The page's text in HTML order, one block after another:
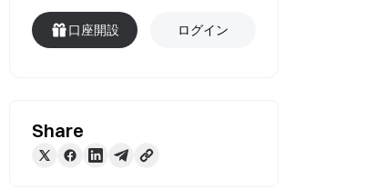
口座開設 ログイン
Share